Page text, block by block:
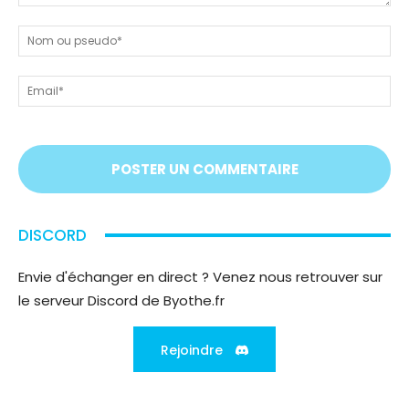
nous
tout
!
On
vous
;)
ou
DISCORD
Envie d'échanger en direct ? Venez nous retrouver sur
le serveur Discord de Byothe.fr
Rejoindre